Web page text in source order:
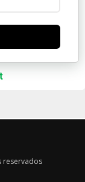
reservados